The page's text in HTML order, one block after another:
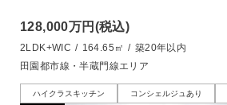
128,000万円 (税込)
2LDK+WIC / 164.65㎡ / 築20年以内
田園都市線・半蔵門線エリア
ハイクラスキッチン コンシェルジュあり